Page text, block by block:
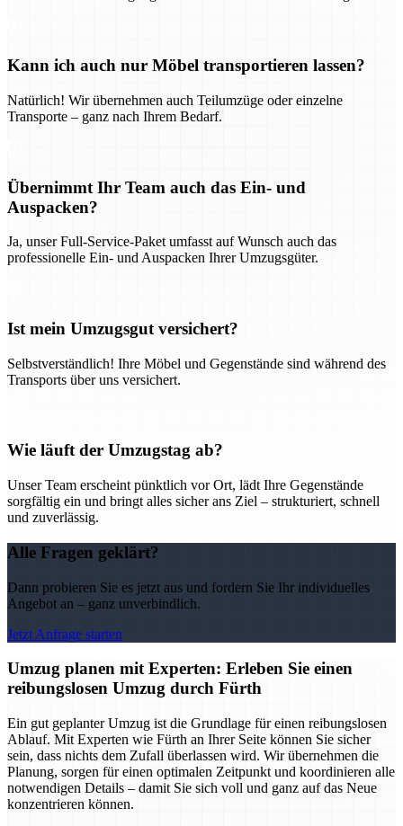
Kann ich auch nur Möbel transportieren lassen?
Natürlich! Wir übernehmen auch Teilumzüge oder einzelne
Transporte – ganz nach Ihrem Bedarf.
Übernimmt Ihr Team auch das Ein- und
Auspacken?
Ja, unser Full-Service-Paket umfasst auf Wunsch auch das
professionelle Ein- und Auspacken Ihrer Umzugsgüter.
Ist mein Umzugsgut versichert?
Selbstverständlich! Ihre Möbel und Gegenstände sind während des
Transports über uns versichert.
Wie läuft der Umzugstag ab?
Unser Team erscheint pünktlich vor Ort, lädt Ihre Gegenstände
sorgfältig ein und bringt alles sicher ans Ziel – strukturiert, schnell
und zuverlässig.
Alle Fragen geklärt?
Dann probieren Sie es jetzt aus und fordern Sie Ihr individuelles
Angebot an – ganz unverbindlich.
Jetzt Anfrage starten
Umzug planen mit Experten: Erleben Sie einen
reibungslosen Umzug durch Fürth
Ein gut geplanter Umzug ist die Grundlage für einen reibungslosen
Ablauf. Mit Experten wie Fürth an Ihrer Seite können Sie sicher
sein, dass nichts dem Zufall überlassen wird. Wir übernehmen die
Planung, sorgen für einen optimalen Zeitpunkt und koordinieren alle
notwendigen Details – damit Sie sich voll und ganz auf das Neue
konzentrieren können.